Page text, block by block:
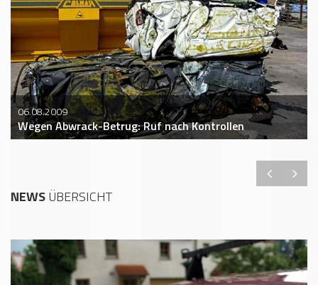
06.08.2009
Wegen Abwrack-Betrug: Ruf nach Kontrollen
NEWSÜBERSICHT